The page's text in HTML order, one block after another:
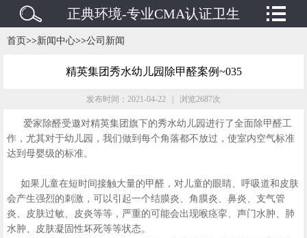
正典环境-专业CMA认证卫生
检测/水质检测/废水废气检测
机构
首页>>新闻中心>>公司新闻
精英集团秀水幼儿园除甲醛案例~035
发布时间：2021-04-22 | 浏览2687次
爱家除醛受邀对精英集团旗下的秀水幼儿园进行了全面除甲醛工
作，尤其对于幼儿园，我们做到每个角落都不放过，使室内空气标准
达到母婴级的标准。
如果儿童在短时间接触大量的甲醛，对儿童的眼睛、呼吸道和皮肤
会产生强烈的刺激，可以引起一个结膜炎、角膜炎、鼻炎、支气管
炎、皮肤过敏、皮炎等等，严重的可能会出现喉痉挛、声门水肿、肺
水肿、皮肤凝固性坏死等等状态。